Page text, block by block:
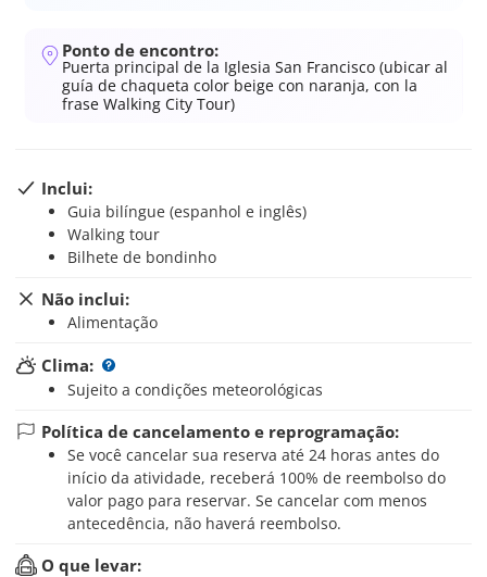
Ponto de encontro:
Puerta principal de la Iglesia San Francisco (ubicar al
guía de chaqueta color beige con naranja, con la
frase Walking City Tour)
Inclui:
Guia bilíngue (espanhol e inglês)
Walking tour
Bilhete de bondinho
Não inclui:
Alimentação
Clima:
Sujeito a condições meteorológicas
Política de cancelamento e reprogramação:
Se você cancelar sua reserva até 24 horas antes do
início da atividade, receberá 100% de reembolso do
valor pago para reservar. Se cancelar com menos
antecedência, não haverá reembolso.
O que levar: